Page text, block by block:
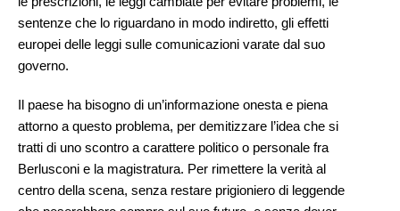
sentenze che lo riguardano in modo indiretto, gli effetti
europei delle leggi sulle comunicazioni varate dal suo
governo.
Il paese ha bisogno di un’informazione onesta e piena
attorno a questo problema, per demitizzare l’idea che si
tratti di uno scontro a carattere politico o personale fra
Berlusconi e la magistratura. Per rimettere la verità al
centro della scena, senza restare prigioniero di leggende